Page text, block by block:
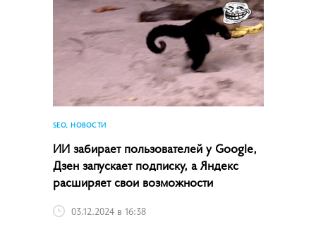
SEO, НОВОСТИ
ИИ забирает пользователей у Google,
Дзен запускает подписку, а Яндекс
расширяет свои возможности
03.12.2024 в 16:38